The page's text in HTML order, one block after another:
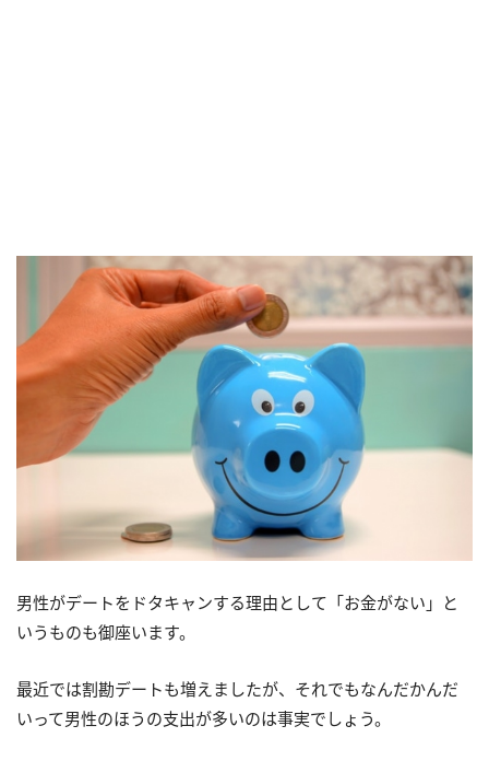
男性がデートをドタキャンする理由として「お金がない」と
いうものも御座います。
最近では割勘デートも増えましたが、それでもなんだかんだ
いって男性のほうの支出が多いのは事実でしょう。